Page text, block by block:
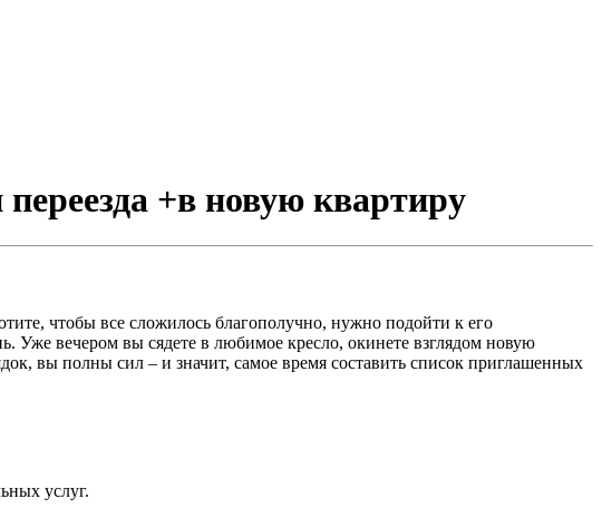
+в новую квартиру
чтобы все сложилось благополучно, нужно подойти к его
Уже вечером вы сядете в любимое кресло, окинете взглядом новую
вы полны сил – и значит, самое время составить список приглашенных
услуг.